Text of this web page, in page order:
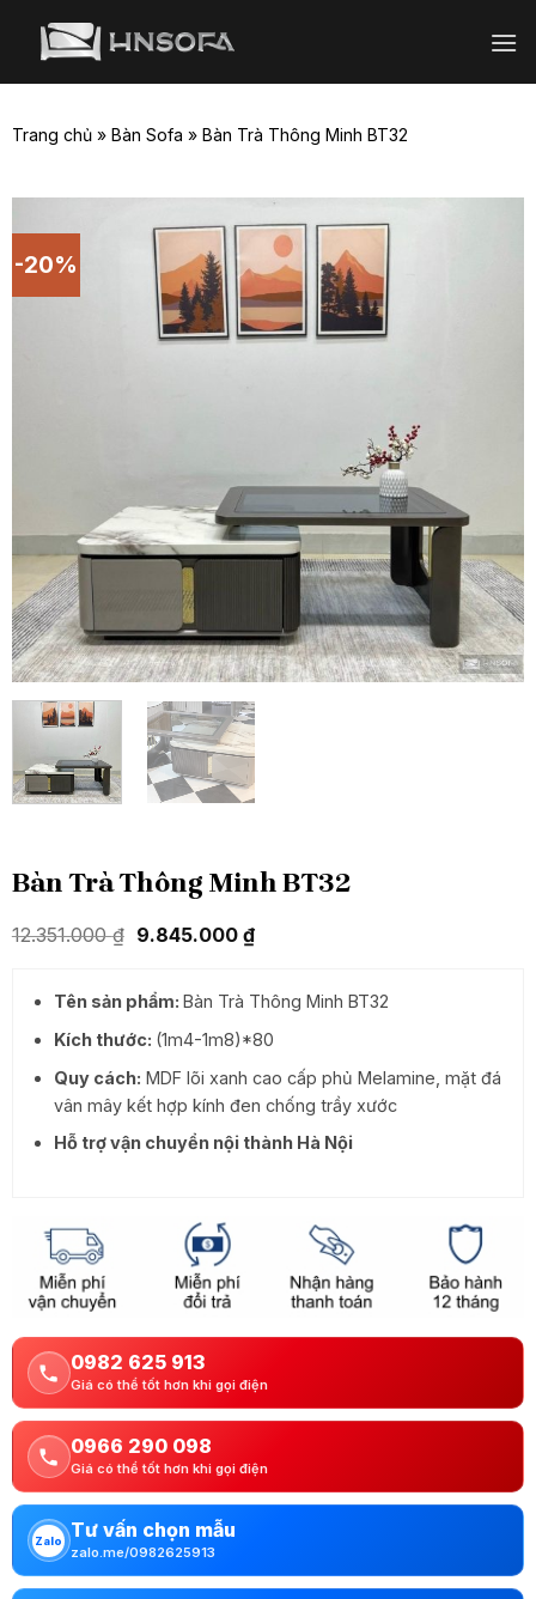
Trang chủ» Bàn Sofa » Bàn Trà Thông Minh BT32
-20%
Bàn Trà Thông Minh BT32
12.351.000₫ Giá
12.351.000 ₫.
9.845.000 ₫Giá
hiện
là:
9.845.000 ₫.
Tên sản phẩm: Bàn Trà Thông Minh BT32
Kích thước: (1m4-1m8)*80
Quy cách: MDF lõi xanh cao cấp phủ Melamine, mặt đá
vân mây kết hợp kính đen chống trầy xước
Hỗ trợ vận chuyển nội thành Hà Nội
0982 625 913
Giá có thể tốt hơn khi gọi điện
0966 290 098
Giá có thể tốt hơn khi gọi điện
Zalo Tư vấn chọn mẫu
zalo.me/0982625913